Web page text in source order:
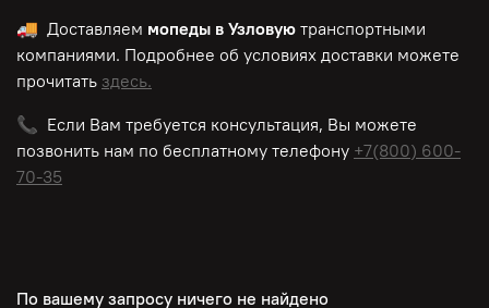
🚚 Доставляем мопеды в Узловую транспортными
компаниями. Подробнее об условиях доставки можете
прочитать здесь.
📞 Если Вам требуется консультация, Вы можете
позвонить нам по бесплатному телефону +7(800) 600-
70-35
По вашему запросу ничего не найдено